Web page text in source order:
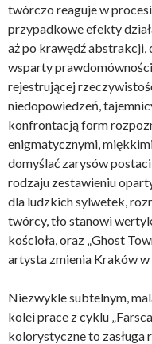
twórczo reaguje w
przypadkowe efekty
aż po krawędź
wsparty
rejestrującej
niedopowiedzeń,
konfrontacją form
enigmatycznymi,
domyślać zarysów
rodzaju zestawieniu
dla ludzkich sylwetek,
twórcy, tło stanowi
kościoła, oraz „Ghost
artysta zmienia Kraków w
Niezwykle subtelnym,
kolei prace z cyklu
kolorystyczne to zasługa